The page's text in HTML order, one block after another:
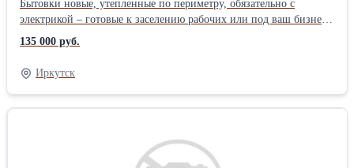
Бытовки новые, утепленные по периметру, обязательно с
электрикой – готовые к заселению рабочих или под ваш бизнес.
Применения: > Для проживания рабочих > Для прорабов > Для
офисных сотрудников и ИТР > Бытовки под раздевалку > Блок-
контейнеры для принятия пищи и другие. > Договор, гарантия
12 мес. ___________________________________ В
Комплектацию входит: > Внутренняя отделка стен - вагонка или
розеток и освещения, вводная розетка. > Фото соответствуют
(изготовим разные комплектации и виды под ваш запрос)
135 000 руб.
Иркутск